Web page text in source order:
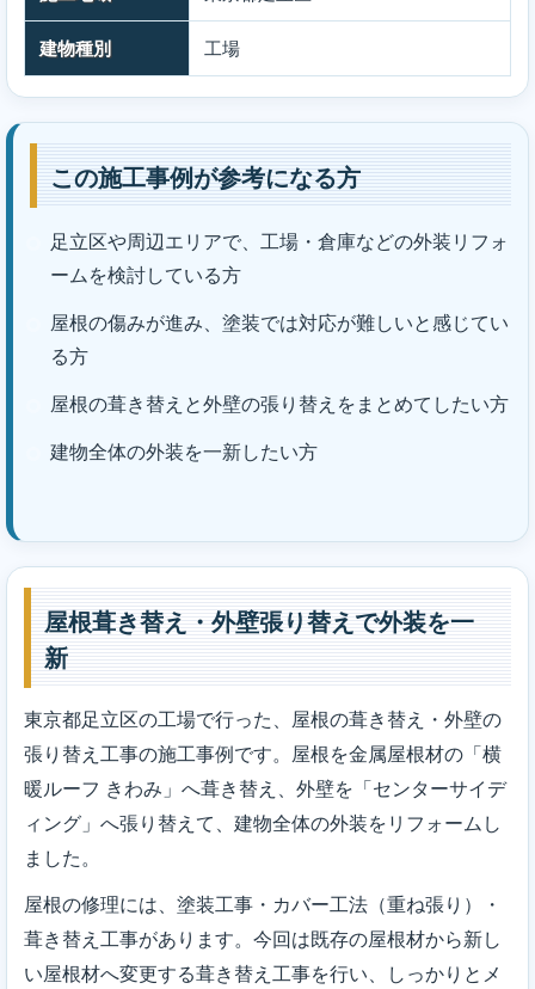
建物種別 工場
この施工事例が参考になる方
足立区や周辺エリアで、工場・倉庫などの外装リフォ
ームを検討している方
屋根の傷みが進み、塗装では対応が難しいと感じてい
る方
屋根の葺き替えと外壁の張り替えをまとめてしたい方
建物全体の外装を一新したい方
屋根葺き替え・外壁張り替えで外装を一
新
東京都足立区の工場で行った、屋根の葺き替え・外壁の
張り替え工事の施工事例です。屋根を金属屋根材の「横
暖ルーフ きわみ」へ葺き替え、外壁を「センターサイデ
ィング」へ張り替えて、建物全体の外装をリフォームし
ました。
屋根の修理には、塗装工事・カバー工法（重ね張り）・
葺き替え工事があります。今回は既存の屋根材から新し
い屋根材へ変更する葺き替え工事を行い、しっかりとメ